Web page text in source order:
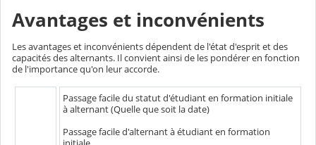
Avantages et inconvénients
Les avantages et inconvénients dépendent de l'état d'esprit et des
capacités des alternants. Il convient ainsi de les pondérer en fonction
de l'importance qu'on leur accorde.
Passage facile du statut d'étudiant en formation initiale
à alternant (Quelle que soit la date)
Passage facile d'alternant à étudiant en formation